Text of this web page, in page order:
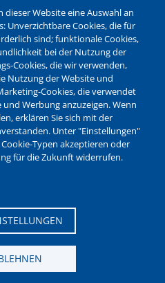
der Stadt Waltrop
Website eine Auswahl an
Unverzichtbare Cookies, die für
sind; funktionale Cookies,
bei der Nutzung der
Cookies, die wir verwenden,
Nutzung der Website und
Cookies, die verwendet
Werbung anzuzeigen. Wenn
erklären Sie sich mit der
Unter "Einstellungen"
Typen akzeptieren oder
für die Zukunft widerrufen.